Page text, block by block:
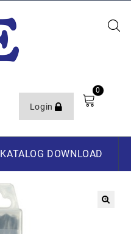
Login
0
KATALOG DOWNLOAD